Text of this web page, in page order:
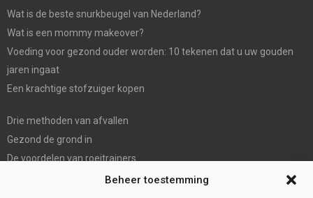
Beheer toestemming
Wat is de beste snurkbeugel van Nederland?
Wat is een mommy makeover?
Voeding voor gezond ouder worden: 10 tekenen dat u uw gouden
jaren ingaat
Een krachtige stofzuiger kopen
Drie methoden van afvallen
Gezond de grond in
De voordelen van roeitrainers
De Mondhygienist & Tandarts Zaandam: Uw betrouwbare partner in